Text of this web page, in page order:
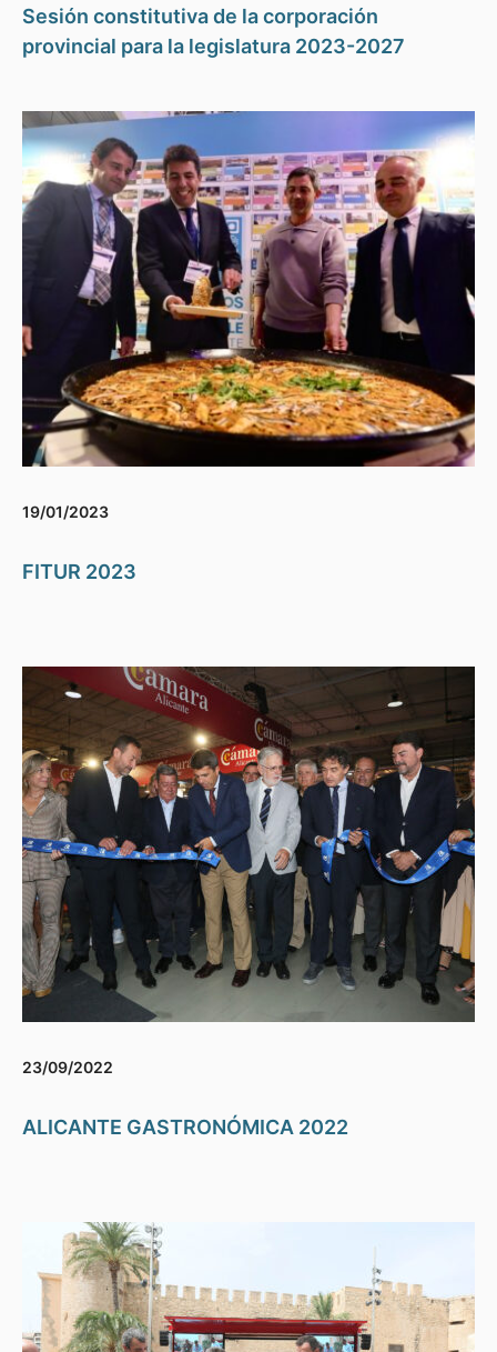
Sesión constitutiva de la corporación
provincial para la legislatura 2023-2027
19/01/2023
FITUR 2023
23/09/2022
ALICANTE GASTRONÓMICA 2022